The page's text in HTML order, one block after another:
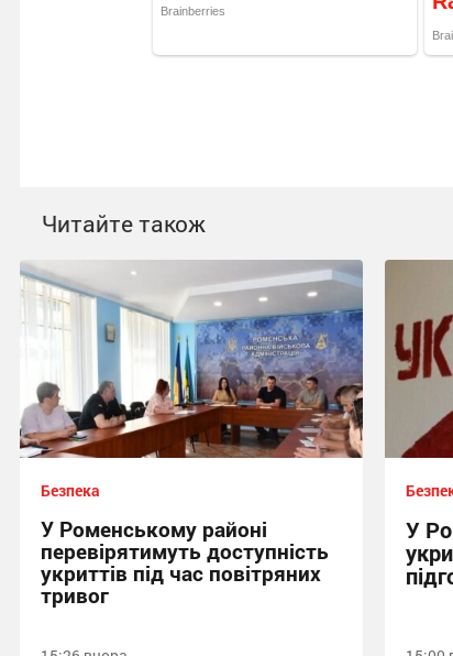
Читайте також
Безпека
У Роменському районі
перевірятимуть доступність
укриттів під час повітряних
тривог
У